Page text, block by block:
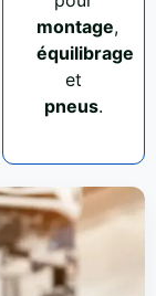
montage,
équilibrage
et
pneus.